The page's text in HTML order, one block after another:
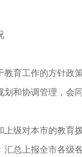
工作的方针政策
协调管理，会
对本市的教育
总上报全市各级